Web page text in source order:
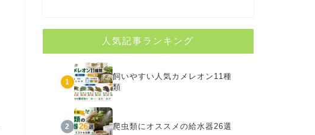
人気記事ランキング
1
飼いやすい人気カメレオン11種
類
2 爬虫類にオススメの給水器26選